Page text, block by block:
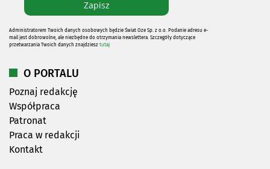
Administratorem Twoich danych osobowych będzie Świat Oze Sp. z o.o. Podanie adresu e-
mail jest dobrowolne, ale niezbędne do otrzymania newslettera. Szczegóły dotyczące
przetwarzania Twoich danych znajdziesz tutaj
O PORTALU
Poznaj redakcję
Współpraca
Patronat
Praca w redakcji
Kontakt